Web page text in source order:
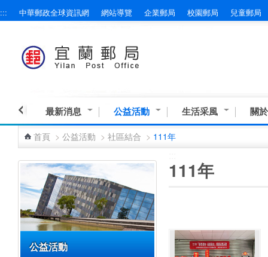
跳到主要內容區塊
::: 中華郵政全球資訊網 網站導覽 企業郵局 校園郵局 兒童郵局
最新消息 公益活動 生活采風 關
首頁 > 公益活動 > 社區結合 > 111年
公益活動
111年